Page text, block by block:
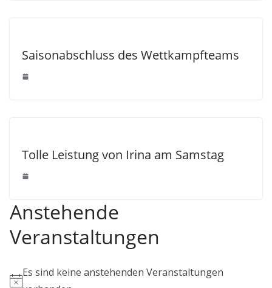
Saisonabschluss des Wettkampfteams
Tolle Leistung von Irina am Samstag
Anstehende
Veranstaltungen
Es sind keine anstehenden Veranstaltungen